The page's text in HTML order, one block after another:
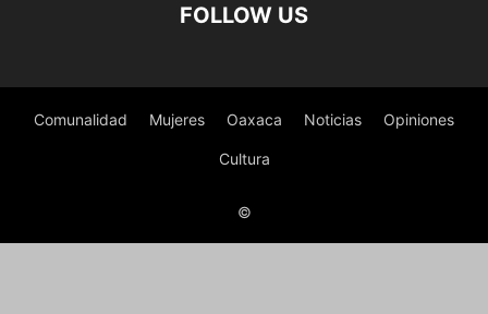
FOLLOW US
Comunalidad Mujeres Oaxaca Noticias Opiniones
Cultura
©